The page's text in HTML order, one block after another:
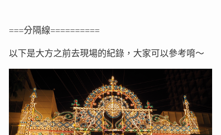
===分隔線==========
以下是大方之前去現場的紀錄，大家可以參考唷～